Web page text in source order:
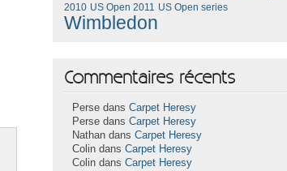
2010 US Open 2011 US Open series
Wimbledon
Commentaires récents
Perse dansCarpet Heresy
Perse dansCarpet Heresy
Nathan dansCarpet Heresy
Colin dansCarpet Heresy
Colin dansCarpet Heresy